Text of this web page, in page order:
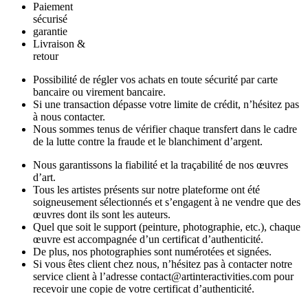
Paiement
sécurisé
garantie
Livraison &
retour
Possibilité de régler vos achats en toute sécurité par carte
bancaire ou virement bancaire.
Si une transaction dépasse votre limite de crédit, n’hésitez pas
à nous contacter.
Nous sommes tenus de vérifier chaque transfert dans le cadre
de la lutte contre la fraude et le blanchiment d’argent.
Nous garantissons la fiabilité et la traçabilité de nos œuvres
d’art.
Tous les artistes présents sur notre plateforme ont été
soigneusement sélectionnés et s’engagent à ne vendre que des
œuvres dont ils sont les auteurs.
Quel que soit le support (peinture, photographie, etc.), chaque
œuvre est accompagnée d’un certificat d’authenticité.
De plus, nos photographies sont numérotées et signées.
Si vous êtes client chez nous, n’hésitez pas à contacter notre
service client à l’adresse contact@artinteractivities.com pour
recevoir une copie de votre certificat d’authenticité.